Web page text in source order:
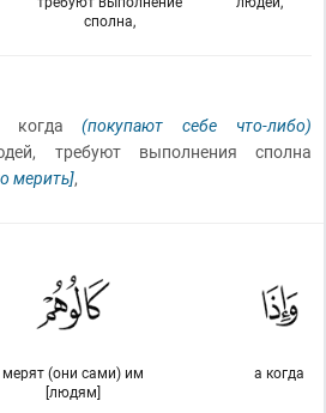
сполна,
когда(покупают себе что-либо)
требуют выполнения сполна
мерить],
а когда
мерят (они сами) им
[людям]